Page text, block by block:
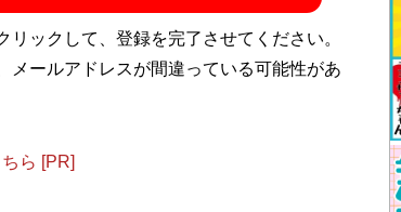
ックして、登録を完了させてください。
ールアドレスが間違っている可能性があ
ら [PR]